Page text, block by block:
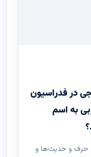
در فدراسیون
یک مربی به اسم
حرف و حدیث‌ها و